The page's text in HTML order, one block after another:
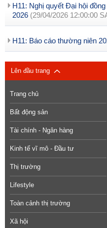
H11: Nghị quyết Đại hội
2026 (29/04/2026 12:00:00
H11: Báo cáo thường niên
Lên đầu trang
Trang chủ
Bất động sản
Tài chính - Ngân hàng
Kinh tế vĩ mô - Đầu tư
Thị trường
Lifestyle
Toàn cảnh thị trường
Xã hội